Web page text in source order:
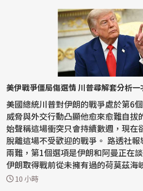
美伊戰爭僵局傷選情 川普尋解套分析一
美國總統川普對伊朗的戰爭處於第6
威脅與外交行動凸顯他愈來愈難自拔
始聲稱這場衝突只會持續數週，現在
脫離這場不受歡迎的戰爭。 路透社報導，川普目前面臨
兩難，第1個選項是伊朗和阿曼正在
伊朗取得戰前從未擁有過的荷莫茲
r...10 小時